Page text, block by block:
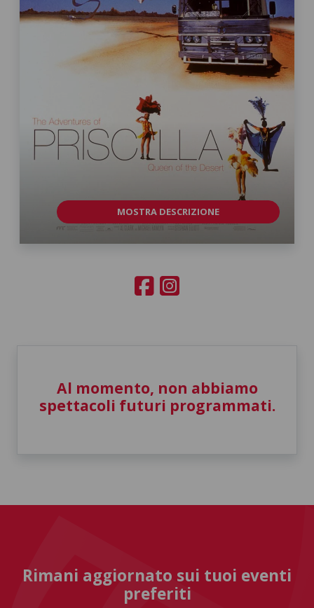
MOSTRA DESCRIZIONE
Al momento, non abbiamo
spettacoli futuri programmati.
Rimani aggiornato sui tuoi eventi
preferiti